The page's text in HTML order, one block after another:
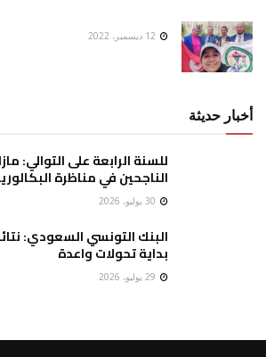
12 ديسمبر، 2022
أخبار حديثة
الناجحين في مناظرة البكالوريا
30 يوليو، 2026
بداية تحولات واعدة
29 يوليو، 2026